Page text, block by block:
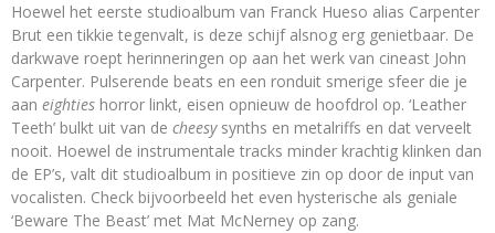
Hoewel het eerste studioalbum van Franck Hueso alias Carpenter
Brut een tikkie tegenvalt, is deze schijf alsnog erg genietbaar. De
darkwave roept herinneringen op aan het werk van cineast John
Carpenter. Pulserende beats en een ronduit smerige sfeer die je
aan eighties horror linkt, eisen opnieuw de hoofdrol op. ‘Leather
Teeth’ bulkt uit van de cheesysynths en metalriffs en dat verveelt
nooit. Hoewel de instrumentale tracks minder krachtig klinken dan
de EP’s, valt dit studioalbum in positieve zin op door de input van
vocalisten. Check bijvoorbeeld het even hysterische als geniale
‘Beware The Beast’ met Mat McNerney op zang.